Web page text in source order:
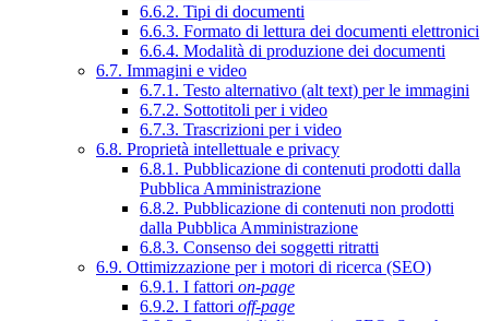
6.6.2. Tipi di documenti
6.6.3. Formato di lettura dei documenti elettronici
6.6.4. Modalità di produzione dei documenti
6.7. Immagini e video
6.7.1. Testo alternativo (alt text) per le immagini
6.7.2. Sottotitoli per i video
6.7.3. Trascrizioni per i video
6.8. Proprietà intellettuale e privacy
6.8.1. Pubblicazione di contenuti prodotti dalla
Pubblica Amministrazione
6.8.2. Pubblicazione di contenuti non prodotti
dalla Pubblica Amministrazione
6.8.3. Consenso dei soggetti ritratti
6.9. Ottimizzazione per i motori di ricerca (SEO)
6.9.1. I fattori on-page
6.9.2. I fattori off-page